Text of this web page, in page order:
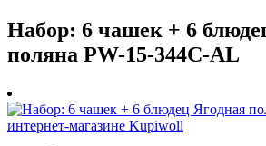
Набор: 6 чашек + 6
поляна PW-15-344C-AL